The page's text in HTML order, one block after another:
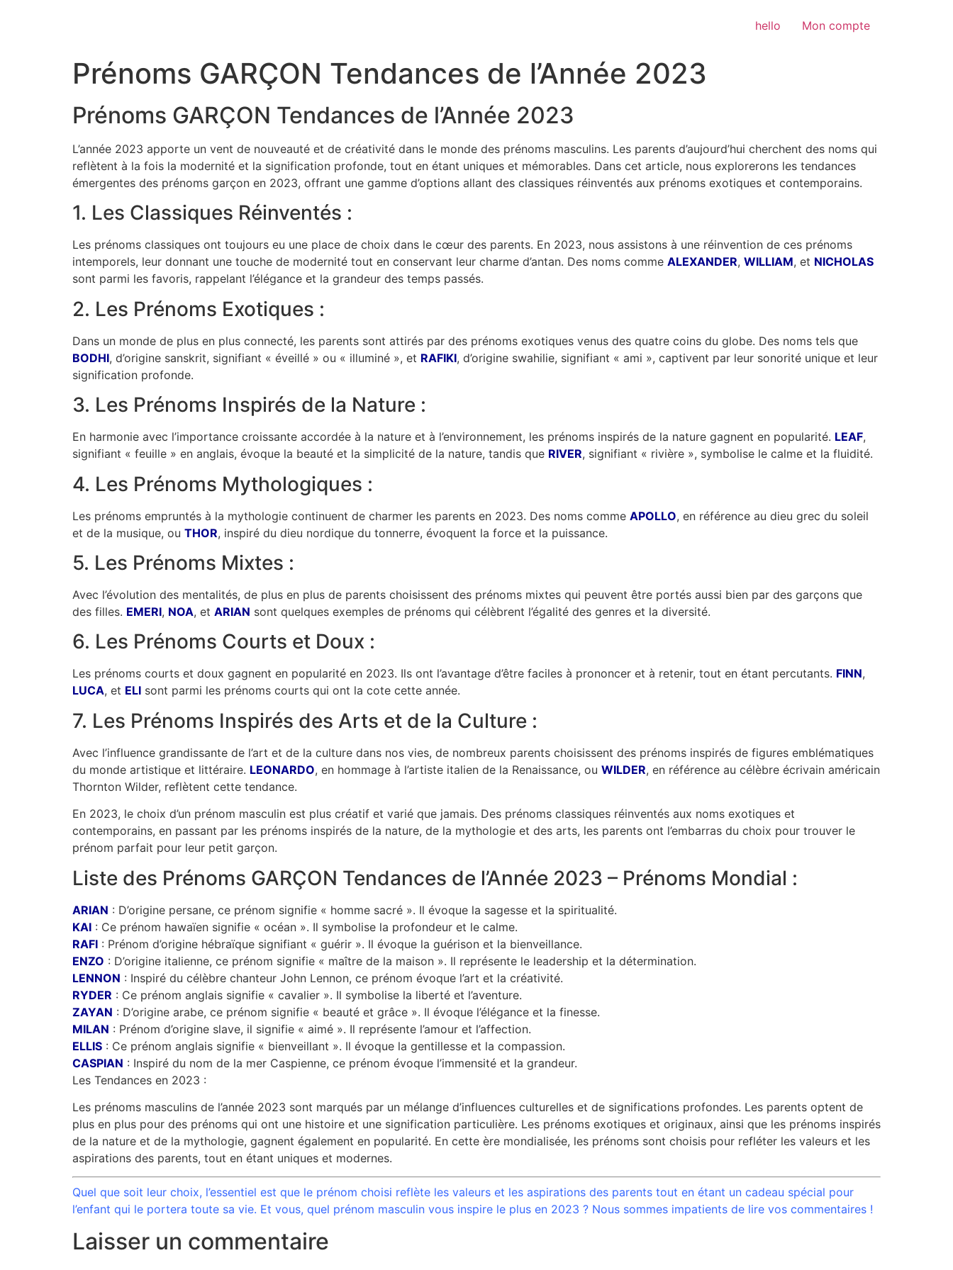
hello Mon compte
Prénoms GARÇON Tendances de l’Année 2023
Prénoms GARÇON Tendances de l’Année 2023
L’année 2023 apporte un vent de nouveauté et de créativité dans le monde des prénoms masculins. Les parents d’aujourd’hui cherchent des noms qui
reflètent à la fois la modernité et la signification profonde, tout en étant uniques et mémorables. Dans cet article, nous explorerons les tendances
émergentes des prénoms garçon en 2023, offrant une gamme d’options allant des classiques réinventés aux prénoms exotiques et contemporains.
1. Les Classiques Réinventés :
Les prénoms classiques ont toujours eu une place de choix dans le cœur des parents. En 2023, nous assistons à une réinvention de ces prénoms
intemporels, leur donnant une touche de modernité tout en conservant leur charme d’antan. Des noms comme ALEXANDER, WILLIAM, et NICHOLAS
sont parmi les favoris, rappelant l’élégance et la grandeur des temps passés.
2. Les Prénoms Exotiques :
Dans un monde de plus en plus connecté, les parents sont attirés par des prénoms exotiques venus des quatre coins du globe. Des noms tels que
BODHI, d’origine sanskrit, signifiant « éveillé » ou « illuminé », et RAFIKI, d’origine swahilie, signifiant « ami », captivent par leur sonorité unique et leur
signification profonde.
3. Les Prénoms Inspirés de la Nature :
En harmonie avec l’importance croissante accordée à la nature et à l’environnement, les prénoms inspirés de la nature gagnent en popularité. LEAF,
signifiant « feuille » en anglais, évoque la beauté et la simplicité de la nature, tandis que RIVER, signifiant « rivière », symbolise le calme et la fluidité.
4. Les Prénoms Mythologiques :
Les prénoms empruntés à la mythologie continuent de charmer les parents en 2023. Des noms comme APOLLO, en référence au dieu grec du soleil
et de la musique, ou THOR, inspiré du dieu nordique du tonnerre, évoquent la force et la puissance.
5. Les Prénoms Mixtes :
Avec l’évolution des mentalités, de plus en plus de parents choisissent des prénoms mixtes qui peuvent être portés aussi bien par des garçons que
des filles. EMERI, NOA, et ARIAN sont quelques exemples de prénoms qui célèbrent l’égalité des genres et la diversité.
6. Les Prénoms Courts et Doux :
Les prénoms courts et doux gagnent en popularité en 2023. Ils ont l’avantage d’être faciles à prononcer et à retenir, tout en étant percutants. FINN,
LUCA, et ELI sont parmi les prénoms courts qui ont la cote cette année.
7. Les Prénoms Inspirés des Arts et de la Culture :
Avec l’influence grandissante de l’art et de la culture dans nos vies, de nombreux parents choisissent des prénoms inspirés de figures emblématiques
du monde artistique et littéraire. LEONARDO, en hommage à l’artiste italien de la Renaissance, ou WILDER, en référence au célèbre écrivain américain
Thornton Wilder, reflètent cette tendance.
En 2023, le choix d’un prénom masculin est plus créatif et varié que jamais. Des prénoms classiques réinventés aux noms exotiques et
contemporains, en passant par les prénoms inspirés de la nature, de la mythologie et des arts, les parents ont l’embarras du choix pour trouver le
prénom parfait pour leur petit garçon.
Liste des Prénoms GARÇON Tendances de l’Année 2023 – Prénoms Mondial :
ARIAN : D’origine persane, ce prénom signifie « homme sacré ». Il évoque la sagesse et la spiritualité.
KAI : Ce prénom hawaïen signifie « océan ». Il symbolise la profondeur et le calme.
RAFI : Prénom d’origine hébraïque signifiant « guérir ». Il évoque la guérison et la bienveillance.
ENZO : D’origine italienne, ce prénom signifie « maître de la maison ». Il représente le leadership et la détermination.
LENNON : Inspiré du célèbre chanteur John Lennon, ce prénom évoque l’art et la créativité.
RYDER : Ce prénom anglais signifie « cavalier ». Il symbolise la liberté et l’aventure.
ZAYAN : D’origine arabe, ce prénom signifie « beauté et grâce ». Il évoque l’élégance et la finesse.
MILAN : Prénom d’origine slave, il signifie « aimé ». Il représente l’amour et l’affection.
ELLIS : Ce prénom anglais signifie « bienveillant ». Il évoque la gentillesse et la compassion.
CASPIAN : Inspiré du nom de la mer Caspienne, ce prénom évoque l’immensité et la grandeur.
Les Tendances en 2023 :
Les prénoms masculins de l’année 2023 sont marqués par un mélange d’influences culturelles et de significations profondes. Les parents optent de
plus en plus pour des prénoms qui ont une histoire et une signification particulière. Les prénoms exotiques et originaux, ainsi que les prénoms inspirés
de la nature et de la mythologie, gagnent également en popularité. En cette ère mondialisée, les prénoms sont choisis pour refléter les valeurs et les
aspirations des parents, tout en étant uniques et modernes.
Quel que soit leur choix, l’essentiel est que le prénom choisi reflète les valeurs et les aspirations des parents tout en étant un cadeau spécial pour
l’enfant qui le portera toute sa vie. Et vous, quel prénom masculin vous inspire le plus en 2023 ? Nous sommes impatients de lire vos commentaires !
Laisser un commentaire